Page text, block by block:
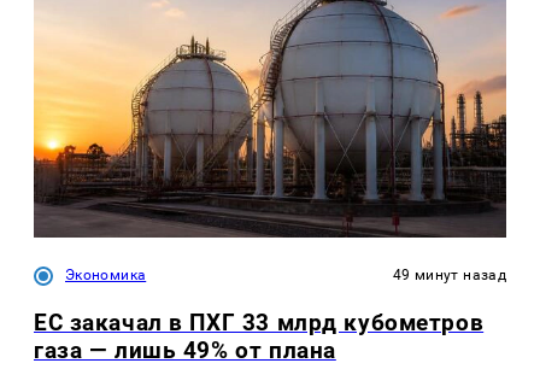
Экономика 49 минут назад
ЕС закачал в ПХГ 33 млрд кубометров
газа — лишь 49% от плана